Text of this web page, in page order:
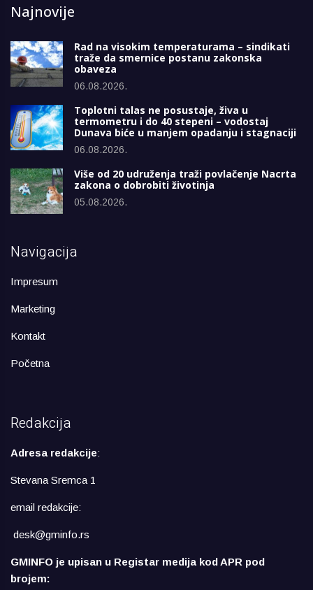
Najnovije
Rad na visokim temperaturama – sindikati
traže da smernice postanu zakonska
obaveza
06.08.2026.
Toplotni talas ne posustaje, živa u
termometru i do 40 stepeni – vodostaj
Dunava biće u manjem opadanju i stagnaciji
06.08.2026.
Više od 20 udruženja traži povlačenje Nacrta
zakona o dobrobiti životinja
05.08.2026.
Navigacija
Impresum
Marketing
Kontakt
Početna
Redakcija
Adresa redakcije:
Stevana Sremca 1
email redakcije:
desk@gminfo.rs
GMINFO je upisan u Registar medija kod APR pod
brojem: